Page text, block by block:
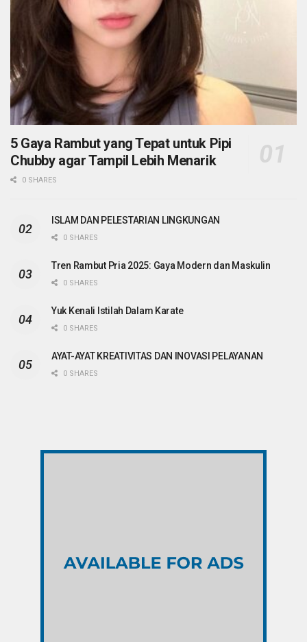
5 Gaya Rambut yang Tepat untuk Pipi
Chubby agar Tampil Lebih Menarik
0 SHARES
ISLAM DAN PELESTARIAN LINGKUNGAN
0 SHARES
Tren Rambut Pria 2025: Gaya Modern dan Maskulin
0 SHARES
Yuk Kenali Istilah Dalam Karate
0 SHARES
AYAT-AYAT KREATIVITAS DAN INOVASI PELAYANAN
0 SHARES